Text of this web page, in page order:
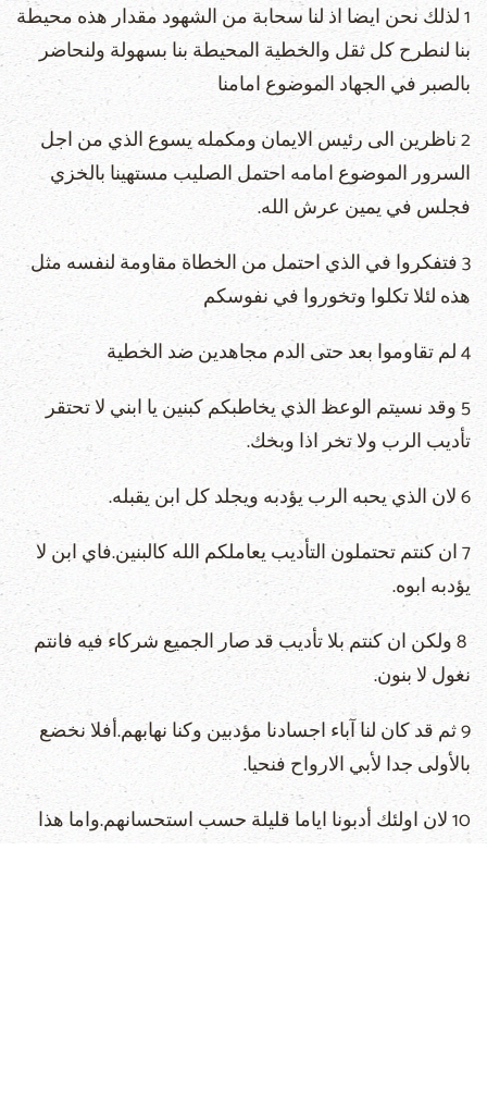
1 لذلك نحن ايضا اذ لنا سحابة من الشهود مقدار هذه محيطة
بنا لنطرح كل ثقل والخطية المحيطة بنا بسهولة ولنحاضر
بالصبر في الجهاد الموضوع امامنا
2 ناظرين الى رئيس الايمان ومكمله يسوع الذي من اجل
السرور الموضوع امامه احتمل الصليب مستهينا بالخزي
فجلس في يمين عرش الله.
3 فتفكروا في الذي احتمل من الخطاة مقاومة لنفسه مثل
هذه لئلا تكلوا وتخوروا في نفوسكم
4 لم تقاوموا بعد حتى الدم مجاهدين ضد الخطية
5 وقد نسيتم الوعظ الذي يخاطبكم كبنين يا ابني لا تحتقر
تأديب الرب ولا تخر اذا وبخك.
6 لان الذي يحبه الرب يؤدبه ويجلد كل ابن يقبله.
7 ان كنتم تحتملون التأديب يعاملكم الله كالبنين.فاي ابن لا
يؤدبه ابوه.
8 ولكن ان كنتم بلا تأديب قد صار الجميع شركاء فيه فانتم
نغول لا بنون.
9 ثم قد كان لنا آباء اجسادنا مؤدبين وكنا نهابهم.أفلا نخضع
بالأولى جدا لأبي الارواح فنحيا.
10 لان اولئك أدبونا اياما قليلة حسب استحسانهم.واما هذا
فلاجل المنفعة لكي نشترك في قداسته.